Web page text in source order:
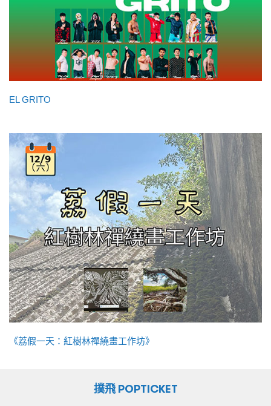
EL GRITO
《荔假一天：紅樹林禪繞畫工作坊》
撲飛 POPTICKET